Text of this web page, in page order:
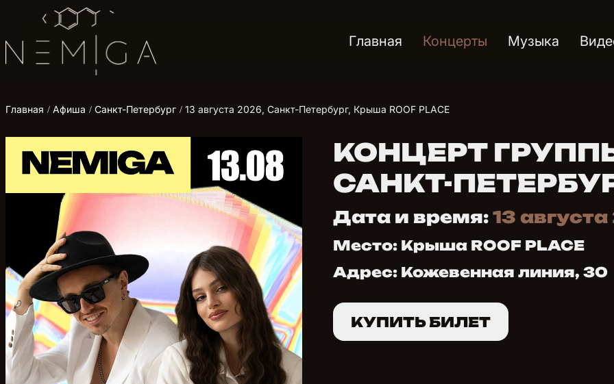
Главная Концерты Музыка
Главная Афиша Санкт-Петербург 13 августа 2026, Санкт-Петербург, Крыша ROOF PLACE
КОНЦЕРТ
САНКТ-
Дата и время: 13
Место: Крыша ROOF PLACE
Адрес: Кожевенная линия, 30
КУПИТЬ БИЛЕТ